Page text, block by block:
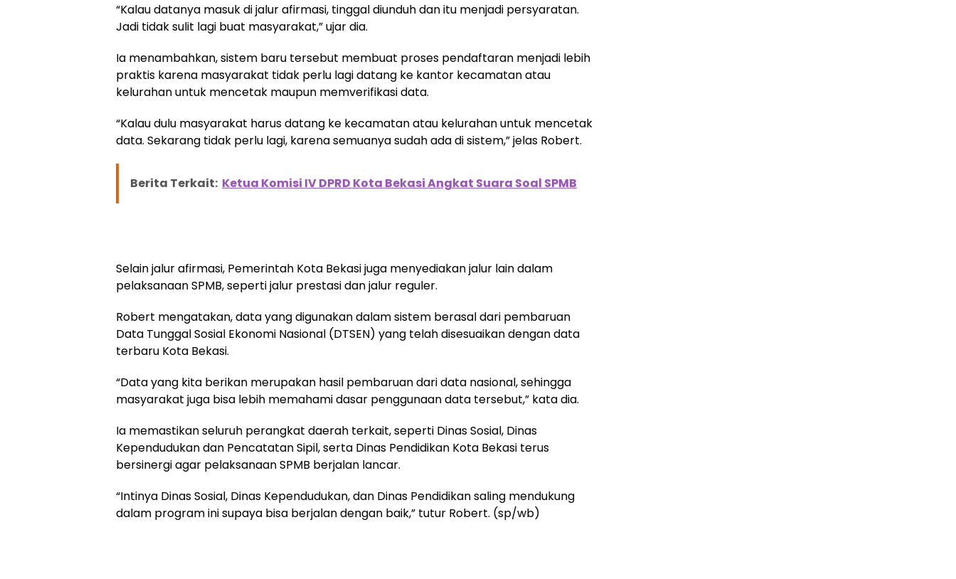
“Kalau datanya masuk di jalur afirmasi, tinggal diunduh dan itu menjadi persyaratan.
Jadi tidak sulit lagi buat masyarakat,” ujar dia.
Ia menambahkan, sistem baru tersebut membuat proses pendaftaran menjadi lebih
praktis karena masyarakat tidak perlu lagi datang ke kantor kecamatan atau
kelurahan untuk mencetak maupun memverifikasi data.
“Kalau dulu masyarakat harus datang ke kecamatan atau kelurahan untuk mencetak
data. Sekarang tidak perlu lagi, karena semuanya sudah ada di sistem,” jelas Robert.
Berita Terkait: Ketua Komisi IV DPRD Kota Bekasi Angkat Suara Soal SPMB
Selain jalur afirmasi, Pemerintah Kota Bekasi juga menyediakan jalur lain dalam
pelaksanaan SPMB, seperti jalur prestasi dan jalur reguler.
Robert mengatakan, data yang digunakan dalam sistem berasal dari pembaruan
Data Tunggal Sosial Ekonomi Nasional (DTSEN) yang telah disesuaikan dengan data
terbaru Kota Bekasi.
“Data yang kita berikan merupakan hasil pembaruan dari data nasional, sehingga
masyarakat juga bisa lebih memahami dasar penggunaan data tersebut,” kata dia.
Ia memastikan seluruh perangkat daerah terkait, seperti Dinas Sosial, Dinas
Kependudukan dan Pencatatan Sipil, serta Dinas Pendidikan Kota Bekasi terus
bersinergi agar pelaksanaan SPMB berjalan lancar.
“Intinya Dinas Sosial, Dinas Kependudukan, dan Dinas Pendidikan saling mendukung
dalam program ini supaya bisa berjalan dengan baik,” tutur Robert. (sp/wb)